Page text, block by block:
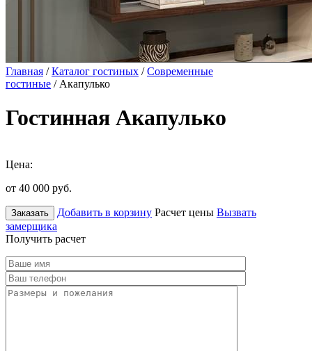
Главная /Каталог гостиных /Современные
гостиные / Акапулько
Гостинная Акапулько
Цена:
от 40 000 руб.
Заказать Добавить в корзину Расчет цены Вызвать
замерщика
Получить расчет